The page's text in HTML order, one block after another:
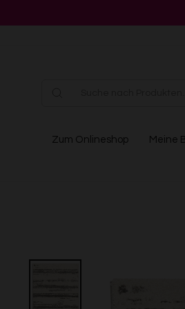
Zum Onlineshop Meine